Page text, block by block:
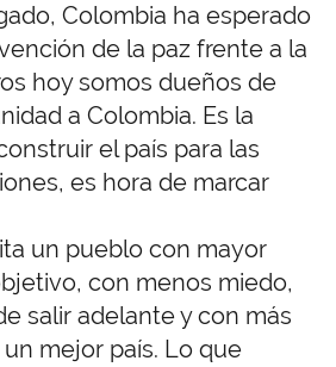
Colombia ha esperado
de la paz frente a la
hoy somos dueños de
a Colombia. Es la
el país para las
es hora de marcar
un pueblo con mayor
con menos miedo,
salir adelante y con más
mejor país. Lo que